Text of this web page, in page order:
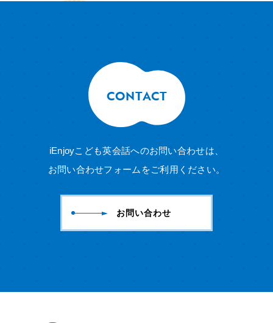
CONTACT
iEnjoyこども英会話へのお問い合わせは、
お問い合わせフォームをご利用ください。
お問い合わせ